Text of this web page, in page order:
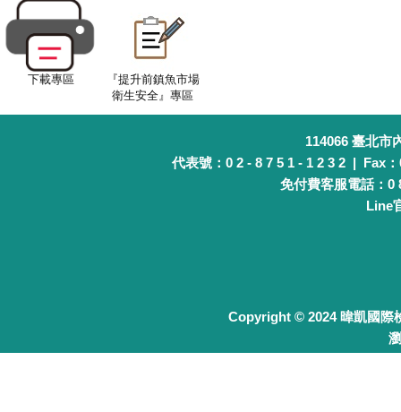
下載專區
『提升前鎮魚市場
衛生安全』專區
114066 臺北市
代表號：0 2 - 8 7 5 1 - 1 2 3 2 | Fax
免付費客服電話：0
Line
Copyright © 2024 暐凱國際